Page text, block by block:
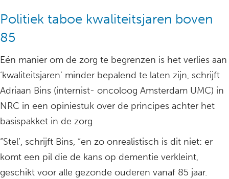
Politiek taboe kwaliteitsjaren boven
85
Eén manier om de zorg te begrenzen is het verlies aan
‘kwaliteitsjaren’ minder bepalend te laten zijn, schrijft
Adriaan Bins (internist- oncoloog Amsterdam UMC) in
NRC in een opiniestuk over de principes achter het
basispakket in de zorg
“Stel’, schrijft Bins, “en zo onrealistisch is dit niet: er
komt een pil die de kans op dementie verkleint,
geschikt voor alle gezonde ouderen vanaf 85 jaar.